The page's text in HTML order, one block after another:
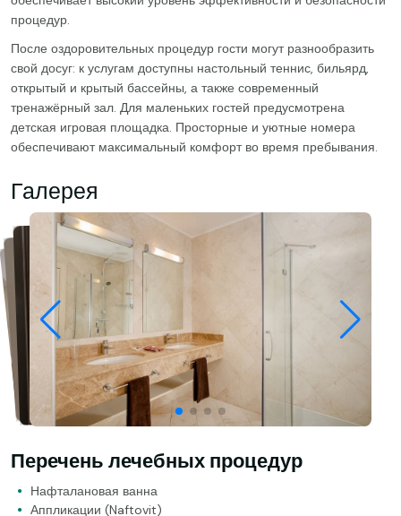
процедур.
После оздоровительных процедур гости могут разнообразить
свой досуг: к услугам доступны настольный теннис, бильярд,
открытый и крытый бассейны, а также современный
тренажёрный зал. Для маленьких гостей предусмотрена
детская игровая площадка. Просторные и уютные номера
обеспечивают максимальный комфорт во время пребывания.
Галерея
Перечень лечебных процедур
Нафталановая ванна
Аппликации (Naftovit)